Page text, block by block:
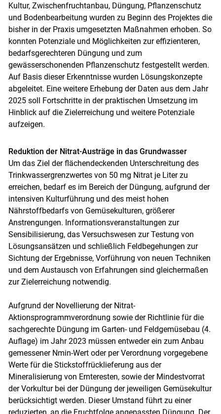
Skip to main content
Kultur, Zwischenfruchtanbau, Düngung, Pflanzenschutz
und Bodenbearbeitung wurden zu Beginn des Projektes die
bisher in der Praxis umgesetzten Maßnahmen erhoben. So
konnten Potenziale und Möglichkeiten zur effizienteren,
bedarfsgerechteren Düngung und zum
gewässerschonenden Pflanzenschutz festgestellt werden.
Auf Basis dieser Erkenntnisse wurden Lösungskonzepte
abgeleitet. Eine weitere Erhebung der Daten aus dem Jahr
2025 soll Fortschritte in der praktischen Umsetzung im
Hinblick auf die Zielerreichung und weitere Potenziale
aufzeigen.
Reduktion der Nitrat-Austräge in das Grundwasser
Um das Ziel der flächendeckenden Unterschreitung des
Trinkwassergrenzwertes von 50 mg Nitrat je Liter zu
erreichen, bedarf es im Bereich der Düngung, aufgrund der
intensiven Kulturführung und des meist hohen
Nährstoffbedarfs von Gemüsekulturen, größerer
Anstrengungen. Informationsveranstaltungen zur
Sensibilisierung, das Versuchswesen zur Testung von
Lösungsansätzen und schließlich Feldbegehungen zur
Sichtung der Ergebnisse, Vorführung von neuen Techniken
und dem Austausch von Erfahrungen sind gleichermaßen
zur Zielerreichung notwendig.
Aufgrund der Novellierung der Nitrat-
Aktionsprogrammverordnung sowie der Richtlinie für die
sachgerechte Düngung im Garten- und Feldgemüsebau (4.
Auflage) im Jahr 2023 müssen entweder ein zum Anbau
gemessener Nmin-Wert oder per Verordnung vorgegebene
Werte für die Stickstoffrücklieferung aus der
Mineralisierung von Ernteresten, sowie der Mindestvorrat
der Vorkultur bei der Düngung der jeweiligen Gemüsekultur
berücksichtigt werden. Dieser Umstand führt zu einer
reduzierten, an die Fruchtfolge angepassten Düngung. Der